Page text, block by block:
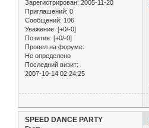
Зарегистрирован: 2005-11-20
Приглашений: 0
Сообщений: 106
Уважение: [+0/-0]
Позитив: [+0/-0]
Провел на форуме:
Не определено
Последний визит:
2007-10-14 02:24:25
SPEED DANCE PARTY